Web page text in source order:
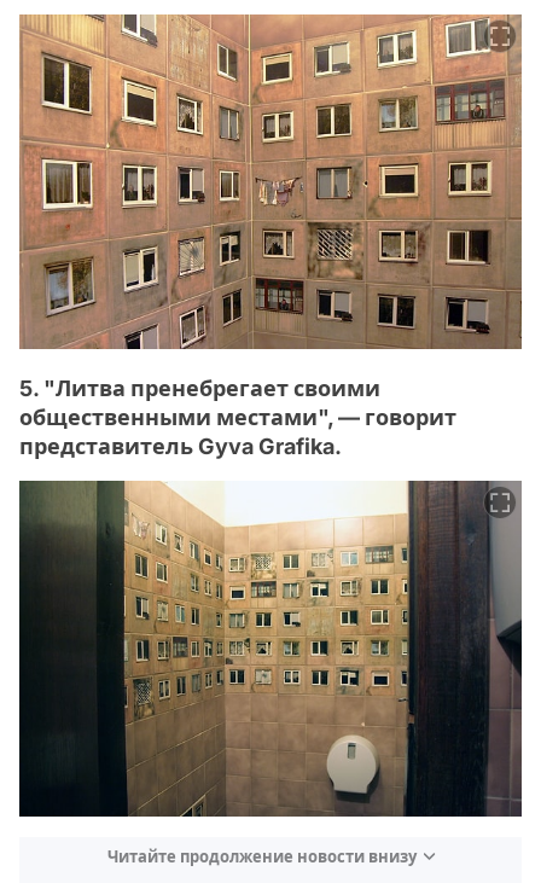
5. "Литва пренебрегает своими
общественными местами", — говорит
представитель Gyva Grafika.
Читайте продолжение новости внизу